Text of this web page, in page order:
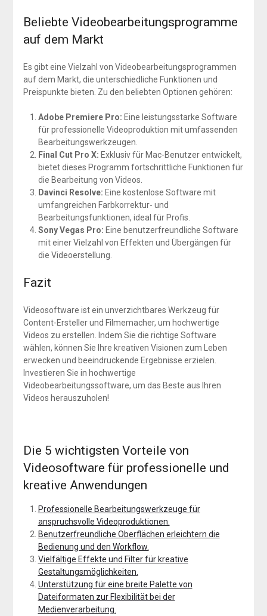
Beliebte Videobearbeitungsprogramme
auf dem Markt
Es gibt eine Vielzahl von Videobearbeitungsprogrammen
auf dem Markt, die unterschiedliche Funktionen und
Preispunkte bieten. Zu den beliebten Optionen gehören:
Adobe Premiere Pro: Eine leistungsstarke Software
für professionelle Videoproduktion mit umfassenden
Bearbeitungswerkzeugen.
Final Cut Pro X: Exklusiv für Mac-Benutzer entwickelt,
bietet dieses Programm fortschrittliche Funktionen für
die Bearbeitung von Videos.
Davinci Resolve: Eine kostenlose Software mit
umfangreichen Farbkorrektur- und
Bearbeitungsfunktionen, ideal für Profis.
Sony Vegas Pro: Eine benutzerfreundliche Software
mit einer Vielzahl von Effekten und Übergängen für
die Videoerstellung.
Fazit
Videosoftware ist ein unverzichtbares Werkzeug für
Content-Ersteller und Filmemacher, um hochwertige
Videos zu erstellen. Indem Sie die richtige Software
wählen, können Sie Ihre kreativen Visionen zum Leben
erwecken und beeindruckende Ergebnisse erzielen.
Investieren Sie in hochwertige
Videobearbeitungssoftware, um das Beste aus Ihren
Videos herauszuholen!
Die 5 wichtigsten Vorteile von
Videosoftware für professionelle und
kreative Anwendungen
Professionelle Bearbeitungswerkzeuge für
anspruchsvolle Videoproduktionen.
Benutzerfreundliche Oberflächen erleichtern die
Bedienung und den Workflow.
Vielfältige Effekte und Filter für kreative
Gestaltungsmöglichkeiten.
Unterstützung für eine breite Palette von
Dateiformaten zur Flexibilität bei der
Medienverarbeitung.